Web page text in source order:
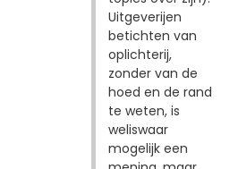
Uitgeverijen
betichten van
oplichterij,
zonder van de
hoed en de rand
te weten, is
weliswaar
mogelijk een